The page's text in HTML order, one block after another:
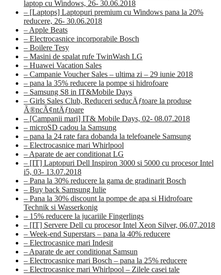
laptop cu Windows, 26- 30.06.2018
– [Laptops] Laptopuri premium cu Windows pana la 20%
reducere, 26- 30.06.2018
– Apple Beats
– Electrocasnice incorporabile Bosch
– Boilere Tesy
– Masini de spalat rufe TwinWash LG
– Huawei Vacation Sales
– Campanie Voucher Sales – ultima zi – 29 iunie 2018
– pana la 35% reducere la pompe si hidrofoare
– Samsung S8 in IT&Mobile Days
– Girls Sales Club, Reduceri seducÄƒtoare la produse
Ã®ncÃ¢ntÄƒtoare
– [Campanii mari] IT& Mobile Days, 02- 08.07.2018
– microSD cadou la Samsung
– pana la 24 rate fara dobanda la telefoanele Samsung
– Electrocasnice mari Whirlpool
– Aparate de aer conditionat LG
– [IT] Laptopuri Dell Inspiron 3000 si 5000 cu procesor Intel
i5, 03- 13.07.2018
– Pana la 30% reducere la gama de gradinarit Bosch
– Buy back Samsung Iulie
– Pana la 30% discount la pompe de apa si Hidrofoare
Technik si Wasserkonig
– 15% reducere la jucariile Fingerlings
– [IT] Servere Dell cu procesor Intel Xeon Silver, 06.07.2018
– Week-end Superstars – pana la 40% reducere
– Electrocasnice mari Indesit
– Aparate de aer conditionat Samsun
– Electrocasnice mari Bosch – pana la 25% reducere
– Electrocasnice mari Whirlpool – Zilele casei tale